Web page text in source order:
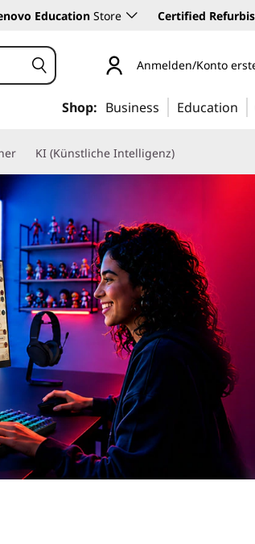
Education Store Certified
Anmelden/Konto
Shop: Business Education
KI (Künstliche Intelligenz)